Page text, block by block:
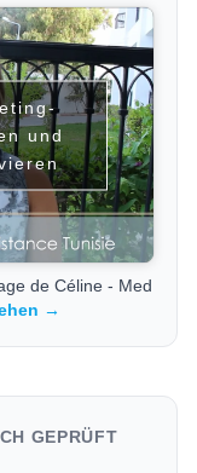
und
de Céline - Med
→
GEPRÜFT